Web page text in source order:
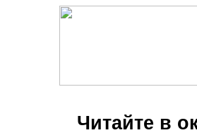
Читайте в